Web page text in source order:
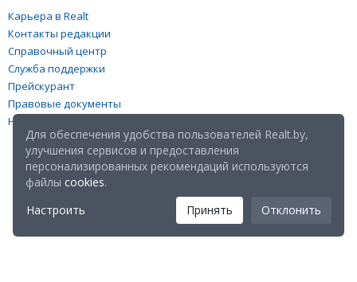
Карьера в Realt
Контакты редакции
Справочный центр
Служба поддержки
Прейскурант
Правовые документы
Настройка файлов cookies
Для обеспечения удобства пользователей Realt.by,
улучшения сервисов и предоставления
персонализированных рекомендаций используются
файлы cookies.
Настроить
Принять Отклонить